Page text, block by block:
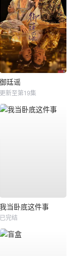
御廷谣
更新至第19集
我当卧底这件事
已完结